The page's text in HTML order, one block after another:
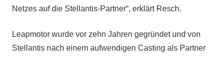
Netzes auf die Stellantis-Partner“, erklärt Resch.
Leapmotor wurde vor zehn Jahren gegründet und von
Stellantis nach einem aufwendigen Casting als Partner